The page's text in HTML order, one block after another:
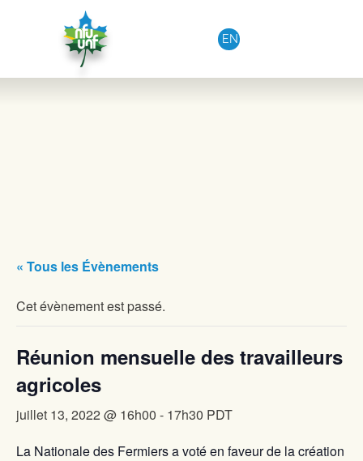
Aller au contenu
EN
« Tous les Évènements
Cet évènement est passé.
Réunion mensuelle des travailleurs
agricoles
juillet 13, 2022 @ 16h00 - 17h30 PDT
La Nationale des Fermiers a voté en faveur de la création